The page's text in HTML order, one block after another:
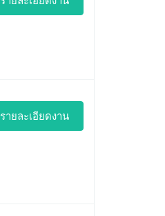
รายละเอียดงาน